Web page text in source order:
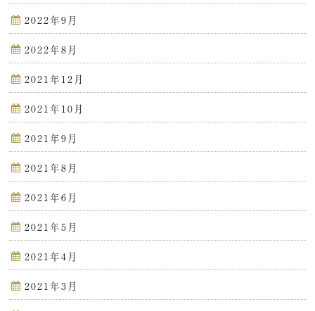
2022年9月
2022年8月
2021年12月
2021年10月
2021年9月
2021年8月
2021年6月
2021年5月
2021年4月
2021年3月